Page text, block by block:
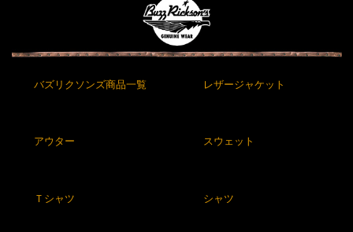
バズリクソンズ商品一覧 レザージャケット
アウター スウェット
Ｔシャツ シャツ